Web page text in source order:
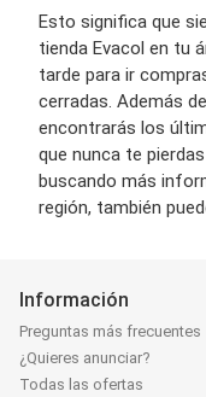
Esto significa que
tienda Evacol en tu
tarde para ir
cerradas. Además
encontrarás los
que nunca te
buscando más
región, también
Información
Preguntas más frecuentes
¿Quieres anunciar?
Todas las ofertas